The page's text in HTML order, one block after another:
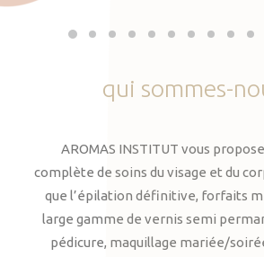
qui sommes-
AROMAS INSTITUT vous
complète de soins du visage et du
que l’épilation définitive, forfaits
large gamme de vernis semi
pédicure, maquillage mariée/